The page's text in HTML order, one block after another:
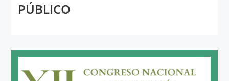
PÚBLICO